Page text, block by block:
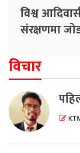
विश्व
संरक्षणमा
विचार